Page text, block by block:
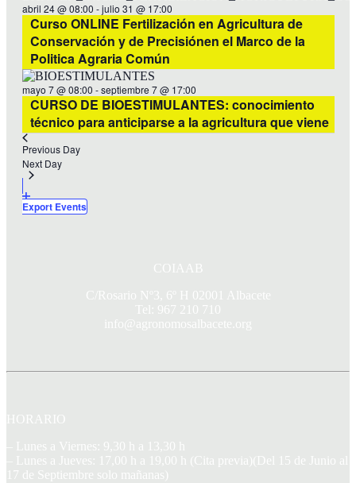
abril 24 @ 08:00 -julio 31 @ 17:00
Curso ONLINE Fertilización en Agricultura de
Conservación y de Precisiónen el Marco de la
Politica Agraria Común
mayo 7 @ 08:00 -septiembre 7 @ 17:00
CURSO DE BIOESTIMULANTES: conocimiento
técnico para anticiparse a la agricultura que viene
Previous Day
Next Day
Export Events
COIAAB
C/Rosario Nº3, 6º H 02001 Albacete
Tel: 967 210 710
info@agronomosalbacete.org
HORARIO
– Lunes a Viernes: 9,30 h a 13,30 h
– Lunes a Jueves: 17,00 h a 19,00 h (Cita previa)(Del 15 de Junio al
17 de Septiembre solo mañanas)